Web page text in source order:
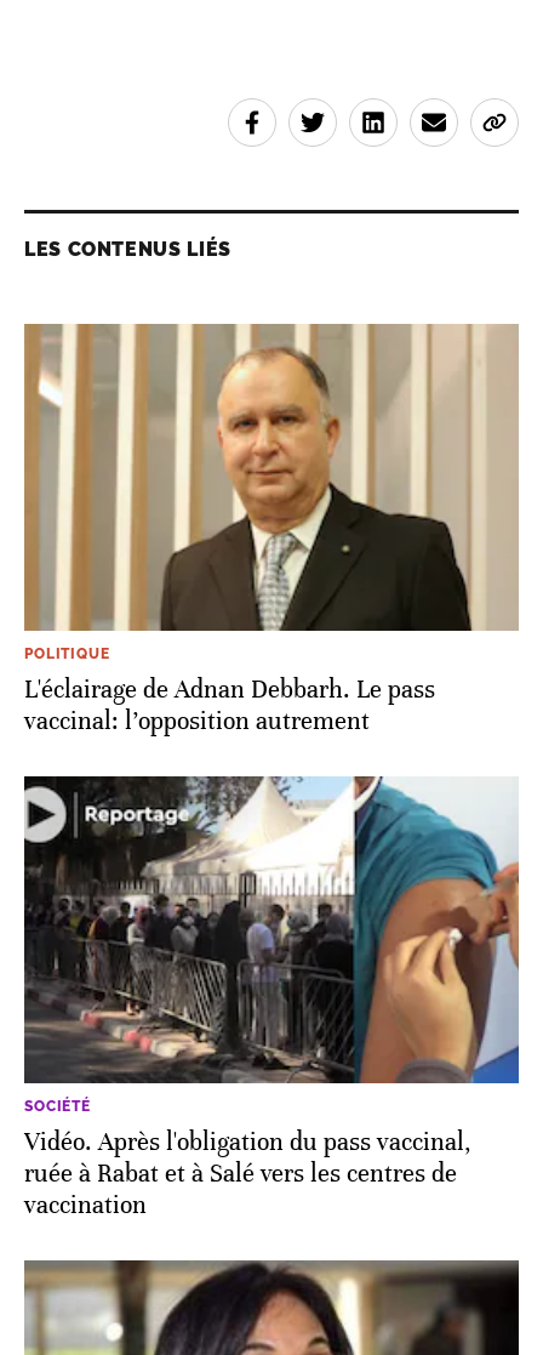
LES CONTENUS LIÉS
POLITIQUE
L'éclairage de Adnan Debbarh. Le pass
vaccinal: l’opposition autrement
SOCIÉTÉ
Vidéo. Après l'obligation du pass vaccinal,
ruée à Rabat et à Salé vers les centres de
vaccination